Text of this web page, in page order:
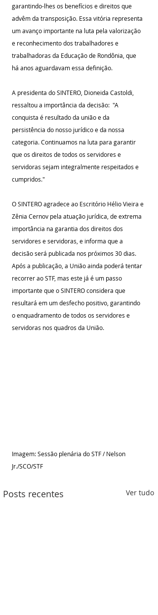
garantindo-lhes os benefícios e direitos que
advêm da transposição. Essa vitória representa
um avanço importante na luta pela valorização
e reconhecimento dos trabalhadores e
trabalhadoras da Educação de Rondônia, que
há anos aguardavam essa definição.
A presidenta do SINTERO, Dioneida Castoldi,
ressaltou a importância da decisão:  "A
conquista é resultado da união e da
persistência do nosso jurídico e da nossa
categoria. Continuamos na luta para garantir
que os direitos de todos os servidores e
servidoras sejam integralmente respeitados e
cumpridos."
O SINTERO agradece ao Escritório Hélio Vieira e
Zênia Cernov pela atuação jurídica, de extrema
importância na garantia dos direitos dos
servidores e servidoras, e informa que a
decisão será publicada nos próximos 30 dias.
Após a publicação, a União ainda poderá tentar
recorrer ao STF, mas este já é um passo
importante que o SINTERO considera que
resultará em um desfecho positivo, garantindo
o enquadramento de todos os servidores e
servidoras nos quadros da União.
Imagem: Sessão plenária do STF / Nelson
Jr./SCO/STF
Posts recentes Ver tudo